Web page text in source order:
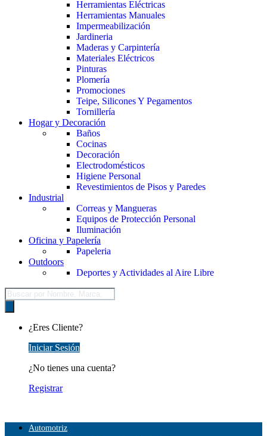
Herramientas Eléctricas
Herramientas Manuales
Impermeabilización
Jardineria
Maderas y Carpintería
Materiales Eléctricos
Pinturas
Plomería
Promociones
Teipe, Silicones Y Pegamentos
Tornillería
Hogar y Decoración
Baños
Cocinas
Decoración
Electrodomésticos
Higiene Personal
Revestimientos de Pisos y Paredes
Industrial
Correas y Mangueras
Equipos de Protección Personal
Iluminación
Oficina y Papelería
Papeleria
Outdoors
Deportes y Actividades al Aire Libre
Búsqueda
de
productos
¿Eres Cliente?
Iniciar Sesión
¿No tienes una cuenta?
Registrar
Automotriz